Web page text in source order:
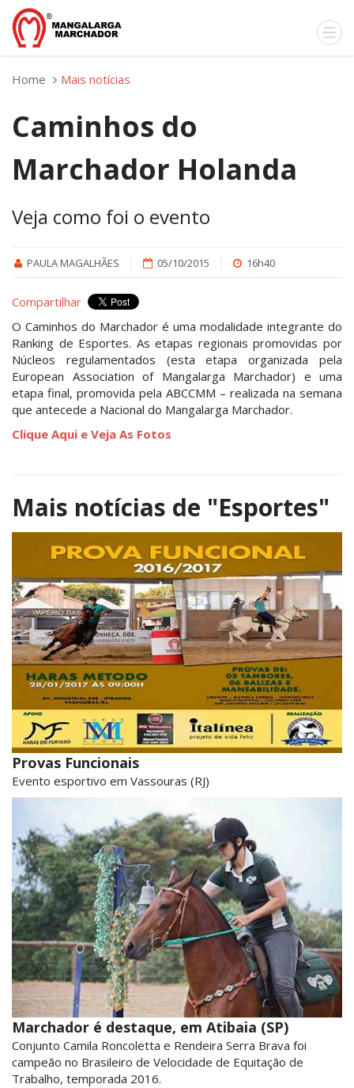
Home Mais notícias
Caminhos do
Marchador Holanda
Veja como foi o evento
PAULA MAGALHÃES 05/10/2015 16h40
Compartilhar
O Caminhos do Marchador é uma modalidade integrante do
Ranking de Esportes. As etapas regionais promovidas por
Núcleos regulamentados (esta etapa organizada pela
European Association of Mangalarga Marchador) e uma
etapa final, promovida pela ABCCMM – realizada na semana
que antecede a Nacional do Mangalarga Marchador.
Clique Aqui e Veja As Fotos
Mais notícias de "Esportes"
Provas Funcionais
Evento esportivo em Vassouras (RJ)
Marchador é destaque, em Atibaia (SP)
Conjunto Camila Roncoletta e Rendeira Serra Brava foi
campeão no Brasileiro de Velocidade de Equitação de
Trabalho, temporada 2016.